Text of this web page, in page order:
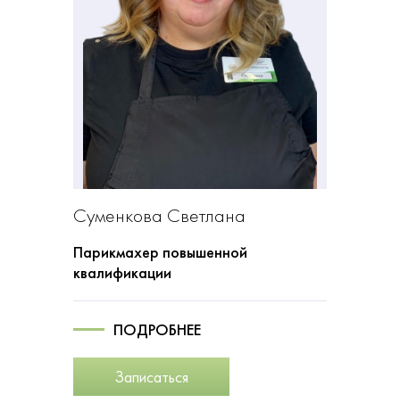
Барабанова Ольга
Парикмахер повышенной
квалификации
ПОДРОБНЕЕ
Записаться